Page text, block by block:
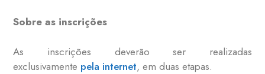
Sobre as inscrições
As inscrições deverão ser realizadas
exclusivamente pela internet, em duas etapas.